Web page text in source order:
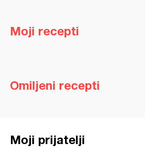
Moji recepti
Omiljeni recepti
Moji prijatelji